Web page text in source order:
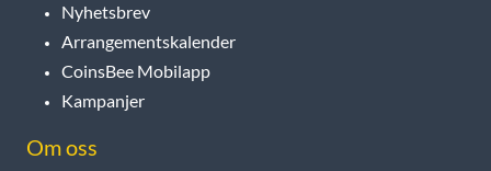
Nyhetsbrev
Arrangementskalender
CoinsBee Mobilapp
Kampanjer
Om oss